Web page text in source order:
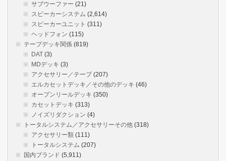
サブウーファー (21)
スピーカーシステム (2,614)
スピーカーユニット (311)
ヘッドフォン (115)
テープデッキ関係 (819)
DAT (3)
MDデッキ (3)
アクセサリー／テープ(207)
エルカセットデッキ／その他のデッキ (46)
オープンリールデッキ (350)
カセットデッキ (313)
ノイズリダクション (4)
トータルシステム／アクセサリーその他 (318)
アクセサリー類 (111)
トータルシステム (207)
国内ブランド (5,911)